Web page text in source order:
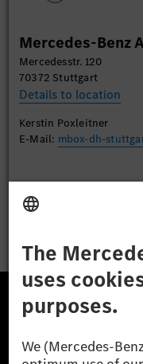
Mercedes-Benz
Mercedesstr. 120
70372 Stuttgart
Details to location
Kerstin Poxleitner
E-Mail: mbox-dh-